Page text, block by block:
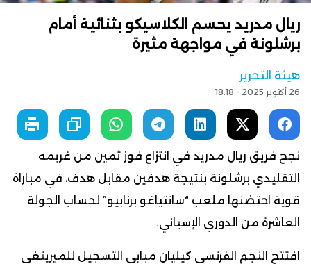
ريال مدريد يحسم الكلاسيكو بثنائية أمام
برشلونة في مواجهة مثيرة
هيئة التحرير
26 أكتوبر 2025 - 18:18
نجح فريق ريال مدريد في انتزاع فوز ثمين من غريمه
التقليدي برشلونة بنتيجة هدفين مقابل هدف، في مباراة
قوية احتضنها ملعب “سانتياغو برنابيو” لحساب الجولة
العاشرة من الدوري الإسباني.
افتتح النجم الفرنسي كيليان مبابي التسجيل للميرينغي